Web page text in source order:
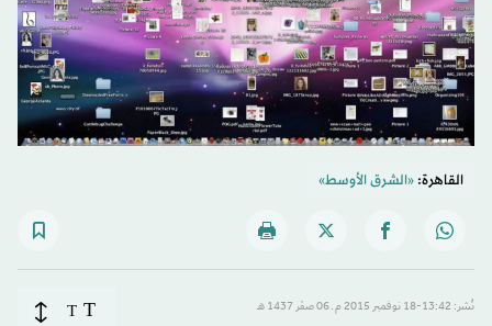
القاهرة:«الشرق الأوسط»
نُشر: 13:42-18 نوفمبر 2015 م ـ 06 صفَر 1437 هـ T
T